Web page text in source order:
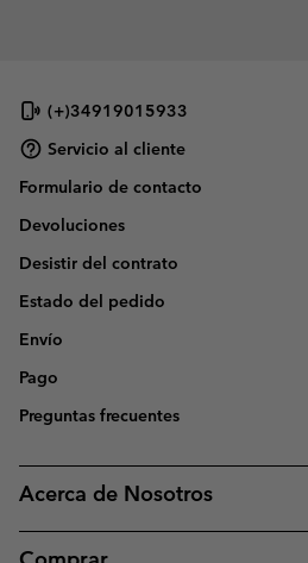
(+)34919015933
Servicio al cliente
Formulario de contacto
Devoluciones
Desistir del contrato
Estado del pedido
Envío
Pago
Preguntas frecuentes
Acerca de Nosotros